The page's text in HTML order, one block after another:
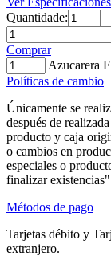
Quantidade:
Comprar
Azucarera
Políticas de cambio
Únicamente se
después de
producto y caja
o cambios en
especiales o
finalizar
Métodos de pago
Tarjetas débito y
extranjero.